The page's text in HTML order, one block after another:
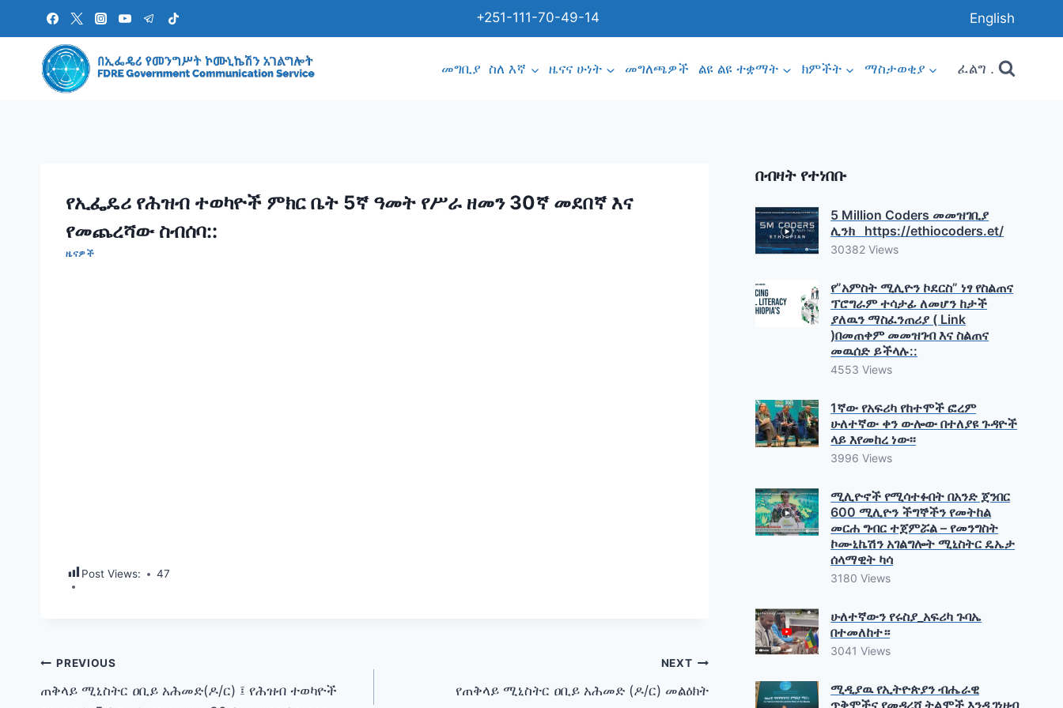
content
+251-111-70-49-14 English
መግቢያ ስለ እኛ ዜናና ሁነት መግለጫዎች ልዩ ልዩ ተቋማት ክምችት ማስታወቂያ ፈልግ .
የኢፌዴሪ የሕዝብ ተወካዮች ምክር ቤት 5ኛ ዓመት የሥራ ዘመን 30ኛ መደበኛ እና
የመጨረሻው ስብሰባ::
ዜናዎች
Post Views: 47
Post
navigation
PREVIOUS
ጠቅላይ ሚኒስትር ዐቢይ አሕመድ(ዶ/ር) ፤ የሕዝብ ተወካዮች
NEXT
የጠቅላይ ሚኒስትር ዐቢይ አሕመድ (ዶ/ር) መልዕክት
በብዛት የተነበቡ
5 Million Coders መመዝገቢያ
ሊንክ https://ethiocoders.et/
30382 Views
የ”አምስት ሚሊዮን ኮደርስ” ነፃ የስልጠና
ፕሮግራም ተሳታፊ ለመሆን ከታች
ያለዉን ማስፈንጠሪያ ( Link
)በመጠቀም መመዝገብ እና ስልጠና
መዉሰድ ይችላሉ::
4553 Views
1ኛው የአፍሪካ የከተሞች ፎረም
ሁለተኛው ቀን ውሎው በተለያዩ ጉዳዮች
ላይ እየመከረ ነው፡፡
3996 Views
ሚሊዮኖች የሚሳተፉበት በአንድ ጀንበር
600 ሚሊዮን ችግኞችን የመትከል
መርሐ ግብር ተጀምሯል – የመንግስት
ኮሙኒኬሽን አገልግሎት ሚኒስትር ዴኤታ
ሰላማዊት ካሳ
3180 Views
ሁለተኛውን የሩስያ_አፍሪካ ጉባኤ
በተመለከተ።
3041 Views
ሚዲያዉ የኢትዮጵያን ብሔራዊ
ጥቅሞችና የመዳረሻ ትልሞች እንዲገነዘብ